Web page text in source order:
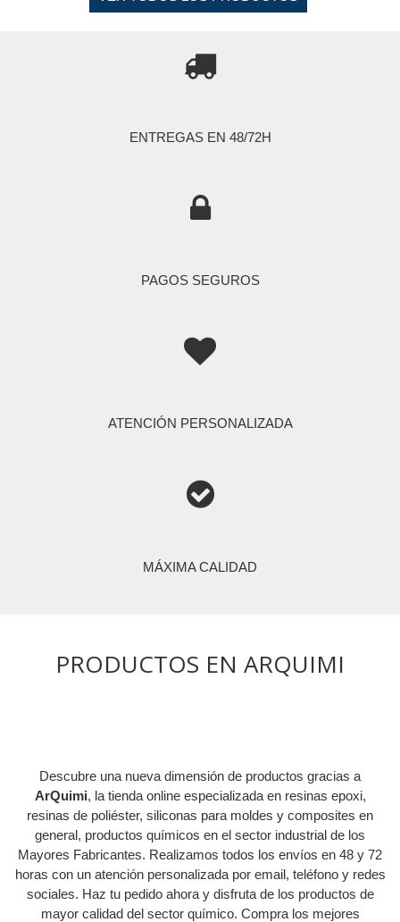

ENTREGAS EN 48/72H

PAGOS SEGUROS

ATENCIÓN PERSONALIZADA

MÁXIMA CALIDAD
PRODUCTOS EN ARQUIMI
Descubre una nueva dimensión de productos gracias a
ArQuimi, la tienda online especializada en resinas epoxi,
resinas de poliéster, siliconas para moldes y composites en
general, productos químicos en el sector industrial de los
Mayores Fabricantes. Realizamos todos los envíos en 48 y 72
horas con un atención personalizada por email, teléfono y redes
sociales. Haz tu pedido ahora y disfruta de los productos de
mayor calidad del sector químico. Compra los mejores